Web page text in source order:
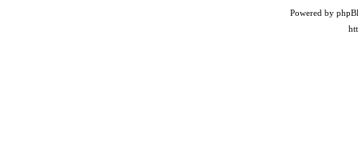
Powered by